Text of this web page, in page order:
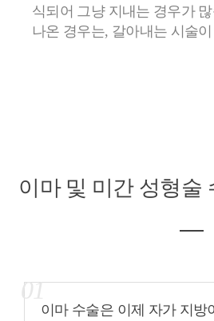
식되어 그냥 지내는 경우가
나온 경우는, 갈아내는 시술
이마 및 미간 성형술
01
이마 수술은 이제 자가 지방